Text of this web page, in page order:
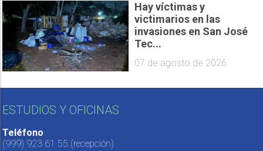
Hay víctimas y
victimarios en las
invasiones en San José
Tec...
07 de agosto de 2026
ESTUDIOS Y OFICINAS
Teléfono
(999) 923 61 55 (recepción)